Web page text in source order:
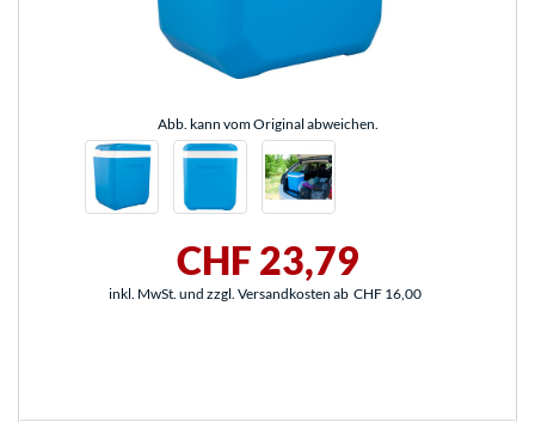
Abb. kann vom Original abweichen.
CHF 23,79
inkl. MwSt. und zzgl. Versandkosten ab CHF 16,00